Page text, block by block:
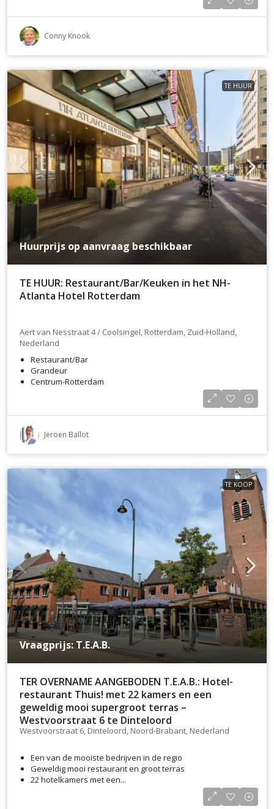
Conny Knook
TE HUUR
Huurprijs op aanvraag beschikbaar
TE HUUR: Restaurant/Bar/Keuken in het NH-
Atlanta Hotel Rotterdam
Aert van Nesstraat 4 / Coolsingel, Rotterdam, Zuid-Holland,
Nederland
Restaurant/Bar
Grandeur
Centrum-Rotterdam
Jeroen Ballot
TE KOOP
Vraagprijs: T.E.A.B.
TER OVERNAME AANGEBODEN T.E.A.B.: Hotel-
restaurant Thuis! met 22 kamers en een
geweldig mooi supergroot terras –
Westvoorstraat 6 te Dinteloord
Westvoorstraat 6, Dinteloord, Noord-Brabant, Nederland
Een van de mooiste bedrijven in de regio
Geweldig mooi restaurant en groot terras
22 hotelkamers met een...